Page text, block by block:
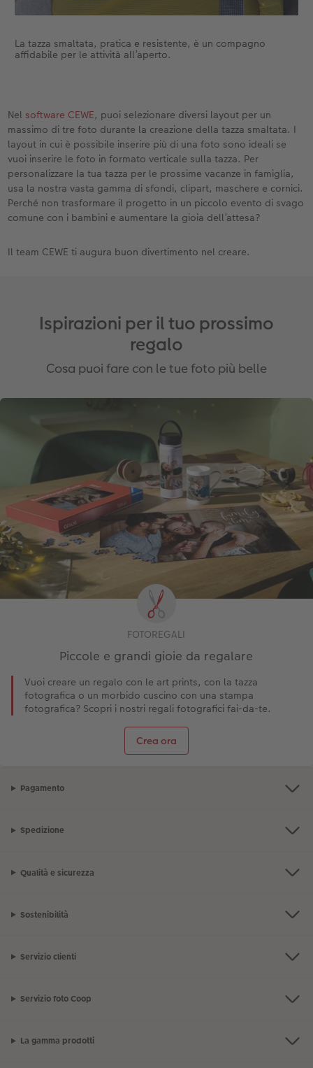
La tazza smaltata, pratica e resistente, è un compagno
affidabile per le attività all’aperto.
Nel software CEWE, puoi selezionare diversi layout per un
massimo di tre foto durante la creazione della tazza smaltata. I
layout in cui è possibile inserire più di una foto sono ideali se
vuoi inserire le foto in formato verticale sulla tazza. Per
personalizzare la tua tazza per le prossime vacanze in famiglia,
usa la nostra vasta gamma di sfondi, clipart, maschere e cornici.
Perché non trasformare il progetto in un piccolo evento di svago
comune con i bambini e aumentare la gioia dell’attesa?
Il team CEWE ti augura buon divertimento nel creare.
Ispirazioni per il tuo prossimo
regalo
Cosa puoi fare con le tue foto più belle
FOTOREGALI
Piccole e grandi gioie da regalare
Vuoi creare un regalo con le art prints, con la tazza
fotografica o un morbido cuscino con una stampa
fotografica? Scopri i nostri regali fotografici fai-da-te.
Crea ora
Pagamento
Spedizione
Qualità e sicurezza
Sostenibilità
Servizio clienti
Servizio foto Coop
La gamma prodotti